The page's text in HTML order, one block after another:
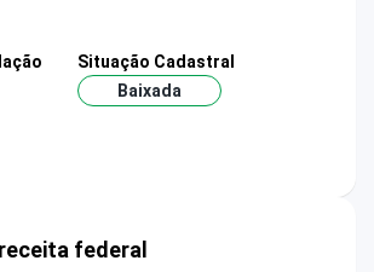
Situação Cadastral
Baixada
federal